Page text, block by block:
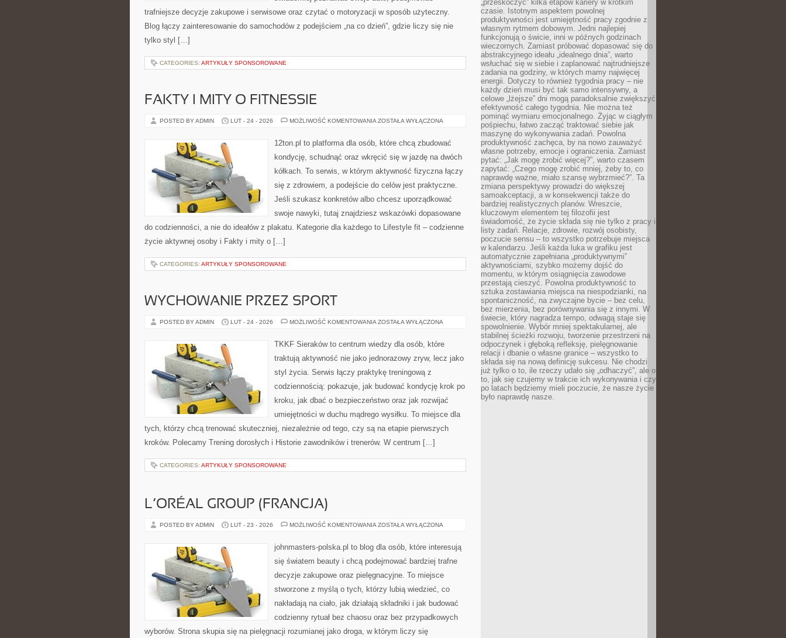
trafniejsze decyzje zakupowe i serwisowe oraz czytać o motoryzacji w sposób użyteczny.
Blog łączy zainteresowanie do samochodów z podejściem „na co dzień”, gdzie liczy się nie
tylko styl […]
CATEGORIES: ARTYKUŁY SPONSOROWANE
FAKTY I MITY O FITNESSIE
POSTED BY ADMIN LUT - 24 - 2026 MOŻLIWOŚĆ KOMENTOWANIA FAKTY
O
FITNESSIE
ZOSTAŁA WYŁĄCZONA
12ton.pl to platforma dla osób, które chcą zbudować
kondycję, schudnąć oraz wkręcić się w jazdę na dwóch
kółkach. To serwis, w którym aktywność fizyczna łączy
się z zdrowiem, a podejście do celów jest praktyczne.
Jeśli szukasz konkretów albo chcesz uporządkować
swoje nawyki, tutaj znajdziesz wskazówki dopasowane
do codzienności, a nie do ideałów z plakatu. Kategorie dla każdego to Lifestyle fit – codzienne
życie aktywnej osoby i Fakty i mity o […]
CATEGORIES: ARTYKUŁY SPONSOROWANE
WYCHOWANIE PRZEZ SPORT
POSTED BY ADMIN LUT - 24 - 2026 MOŻLIWOŚĆ KOMENTOWANIA WYCHOWANIE
ZOSTAŁA WYŁĄCZONA
TKKF Sieraków to centrum wiedzy dla osób, które
traktują aktywność nie jako jednorazowy zryw, lecz jako
styl życia. Serwis łączy praktykę treningową z
codziennością: pokazuje, jak budować kondycję krok po
kroku, jak dbać o bezpieczeństwo oraz jak rozwijać
umiejętności w duchu mądrego wysiłku. To miejsce dla
tych, którzy chcą trenować skuteczniej, niezależnie od tego, czy są na etapie pierwszych
kroków. Polecamy Trening dorosłych i Historie zawodników i trenerów. W centrum […]
CATEGORIES: ARTYKUŁY SPONSOROWANE
L’ORÉAL GROUP (FRANCJA)
POSTED BY ADMIN LUT - 23 - 2026 MOŻLIWOŚĆ KOMENTOWANIA L’ORÉAL
ZOSTAŁA WYŁĄCZONA
johnmasters-polska.pl to blog dla osób, które interesują
się światem beauty i chcą podejmować bardziej trafne
decyzje zakupowe oraz pielęgnacyjne. To miejsce
stworzone z myślą o tych, którzy lubią wiedzieć, co
nakładają na ciało, jak działają składniki i jak budować
codzienny rytuał bez chaosu oraz bez przypadkowych
wyborów. Strona skupia się na pielęgnacji rozumianej jako droga, w którym liczy się
„przeskoczyć” kilka etapów kariery w krótkim
czasie. Istotnym aspektem powolnej
produktywności jest umiejętność pracy zgodnie z
własnym rytmem dobowym. Jedni najlepiej
funkcjonują o świcie, inni w późnych godzinach
wieczornych. Zamiast próbować dopasować się do
abstrakcyjnego ideału „idealnego dnia”, warto
wsłuchać się w siebie i zaplanować najtrudniejsze
zadania na godziny, w których mamy najwięcej
energii. Dotyczy to również tygodnia pracy – nie
każdy dzień musi być tak samo intensywny, a
celowe „lżejsze” dni mogą paradoksalnie zwiększyć
efektywność całego tygodnia. Nie można też
pominąć wymiaru emocjonalnego. Żyjąc w ciągłym
pośpiechu, łatwo zacząć traktować siebie jak
maszynę do wykonywania zadań. Powolna
produktywność zachęca, by na nowo zauważyć
własne potrzeby, emocje i ograniczenia. Zamiast
pytać: „Jak mogę zrobić więcej?”, warto czasem
zapytać: „Czego mogę zrobić mniej, żeby to, co
naprawdę ważne, miało szansę wybrzmieć?”. Ta
zmiana perspektywy prowadzi do większej
samoakceptacji, a w konsekwencji także do
bardziej realistycznych planów. Wreszcie,
kluczowym elementem tej filozofii jest
świadomość, że życie składa się nie tylko z pracy i
listy zadań. Relacje, zdrowie, rozwój osobisty,
poczucie sensu – to wszystko potrzebuje miejsca
w kalendarzu. Jeśli każda luka w grafiku jest
automatycznie zapełniana „produktywnymi”
aktywnościami, szybko możemy dojść do
momentu, w którym osiągnięcia zawodowe
przestają cieszyć. Powolna produktywność to
sztuka zostawiania miejsca na niespodzianki, na
spontaniczność, na zwyczajne bycie – bez celu,
bez mierzenia, bez porównywania się z innymi. W
świecie, który nagradza tempo, odwagą staje się
spowolnienie. Wybór mniej spektakularnej, ale
stabilnej ścieżki rozwoju, tworzenie przestrzeni na
odpoczynek i głęboką refleksję, pielęgnowanie
relacji i dbanie o własne granice – wszystko to
składa się na nową definicję sukcesu. Nie chodzi
już tylko o to, ile rzeczy udało się „odhaczyć”, ale o
to, jak się czujemy w trakcie ich wykonywania i czy
po latach będziemy mieli poczucie, że nasze życie
było naprawdę nasze.